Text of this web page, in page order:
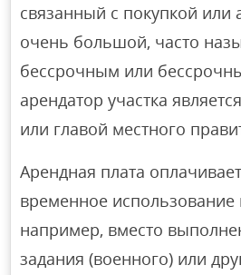
связанный с покупкой или
очень большой, часто
бессрочным или
арендатор участка
или главой местного
Арендная плата
временное использование
например, вместо
задания (военного) или